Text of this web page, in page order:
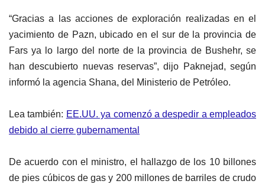
“Gracias a las acciones de exploración realizadas en el
yacimiento de Pazn, ubicado en el sur de la provincia de
Fars ya lo largo del norte de la provincia de Bushehr, se
han descubierto nuevas reservas”, dijo Paknejad, según
informó la agencia Shana, del Ministerio de Petróleo.
Lea también: EE.UU. ya comenzó a despedir a empleados
debido al cierre gubernamental
De acuerdo con el ministro, el hallazgo de los 10 billones
de pies cúbicos de gas y 200 millones de barriles de crudo